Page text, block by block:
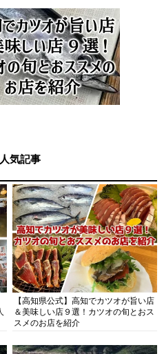
気記事
【高知県公式】高知でカツオが旨い店
＆美味しい店９選！カツオの旬とおス
スメのお店を紹介